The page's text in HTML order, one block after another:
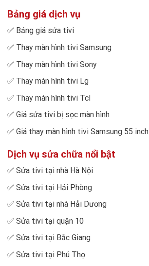
Bảng giá dịch vụ
✅ Bảng giá sửa tivi
✅ Thay màn hình tivi Samsung
✅ Thay màn hình tivi Sony
✅ Thay màn hình tivi Lg
✅ Thay màn hình tivi Tcl
✅ Giá sửa tivi bị sọc màn hình
✅ Giá thay màn hình tivi Samsung 55 inch
Dịch vụ sửa chữa nổi bật
✅ Sửa tivi tại nhà Hà Nội
✅ Sửa tivi tại Hải Phòng
✅ Sửa tivi tại nhà Hải Dương
✅ Sửa tivi tại quận 10
✅ Sửa tivi tại Bắc Giang
✅ Sửa tivi tại Phú Thọ